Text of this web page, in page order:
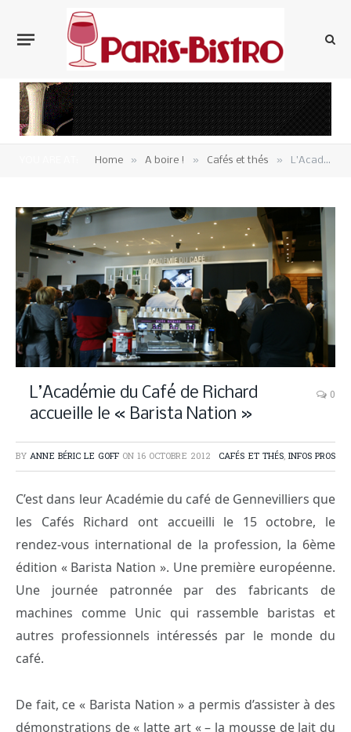
Home » A boire ! » Cafés et thés » L’Académie du Café de Richard accueille le « Barista Nation »
L’Académie du Café de Richard
accueille le « Barista Nation »
0
BY ANNE BÉRIC LE GOFF ON 16 OCTOBRE 2012 CAFÉS ET THÉS, INFOS PROS
C’est dans leur Académie du café de Gennevilliers que
les Cafés Richard ont accueilli le 15 octobre, le
rendez-vous international de la profession, la 6ème
édition « Barista Nation ». Une première européenne.
Une journée patronnée par des fabricants de
machines comme Unic qui rassemble baristas et
autres professionnels intéressés par le monde du
café.
De fait, ce « Barista Nation » a permis d’assister à des
démonstrations de « latte art « – la mousse de lait du